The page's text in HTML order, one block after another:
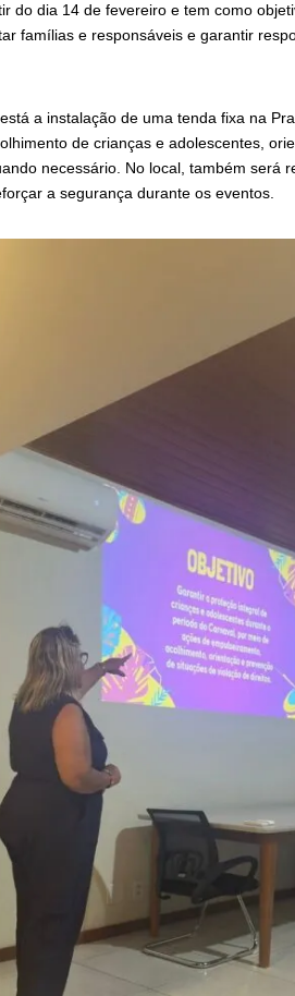
do dia 14 de fevereiro e tem como
famílias e responsáveis e garantir
a instalação de uma tenda fixa na
de crianças e adolescentes,
necessário. No local, também será
a segurança durante os eventos.